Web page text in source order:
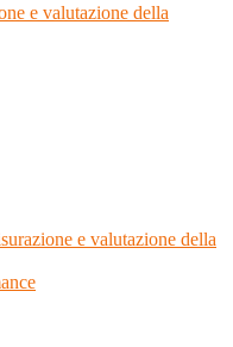
e valutazione della
e valutazione della